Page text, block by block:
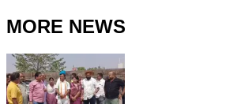
MORE NEWS